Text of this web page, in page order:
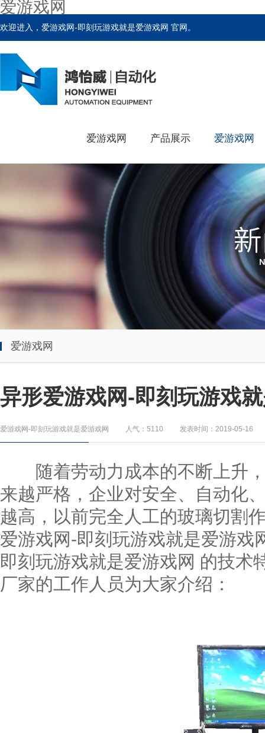
爱游戏网
欢迎进入，爱游戏网-即刻玩游戏就是爱游戏网 官网。
爱游戏网 产品展示 爱游戏网
爱游戏网
异形爱游戏网-即刻玩游戏
爱游戏网-即刻玩游戏就是爱游戏网 人气：5110 发表时间：2019-05-16
随着劳动力成本的不断上升，
来越严格，企业对安全、自动化
越高，以前完全人工的玻璃切割
爱游戏网-即刻玩游戏就是爱游戏
即刻玩游戏就是爱游戏网 的技术
厂家的工作人员为大家介绍：